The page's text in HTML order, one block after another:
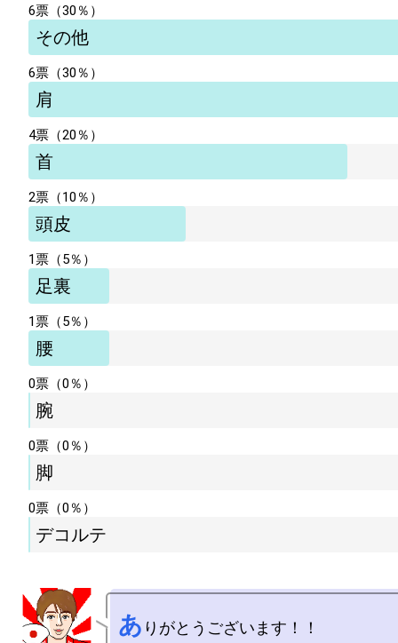
6票（30％）
その他
6票（30％）
肩
4票（20％）
首
2票（10％）
頭皮
1票（5％）
足裏
1票（5％）
腰
0票（0％）
腕
0票（0％）
脚
0票（0％）
デコルテ
あ りがとうございます！！